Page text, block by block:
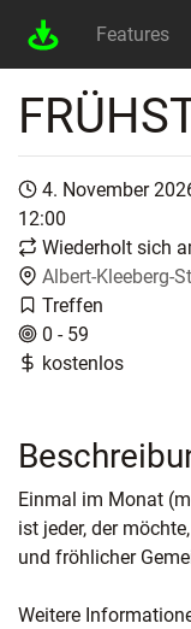
Features
4. November
12:00
Wiederholt sich
Albert-Kleeberg-
Treffen
0 - 59
kostenlos
Einmal im Monat
ist jeder, der
und fröhlicher
Weitere